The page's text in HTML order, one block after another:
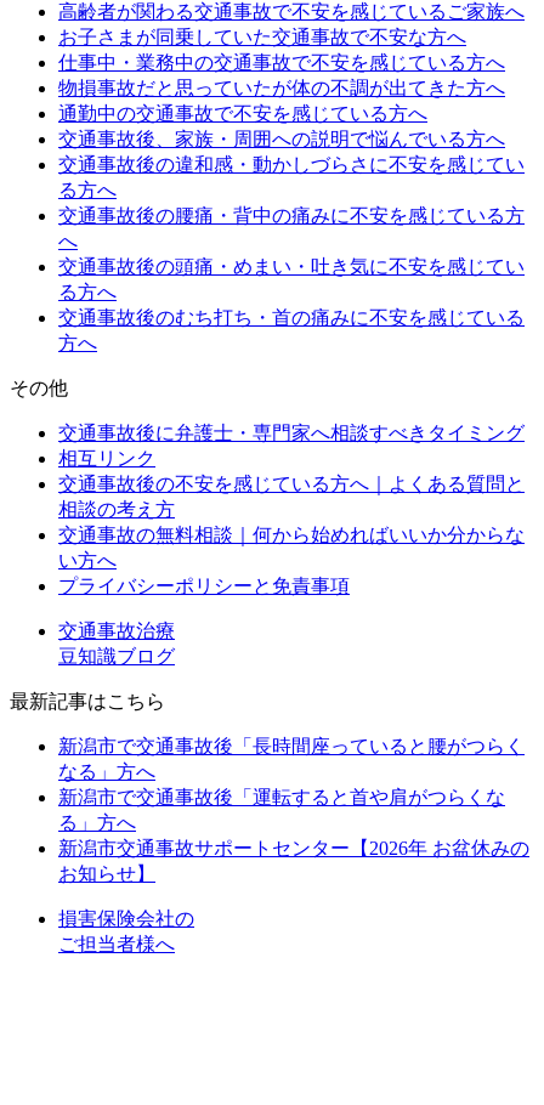
高齢者が関わる交通事故で不安を感じているご家族へ
お子さまが同乗していた交通事故で不安な方へ
仕事中・業務中の交通事故で不安を感じている方へ
物損事故だと思っていたが体の不調が出てきた方へ
通勤中の交通事故で不安を感じている方へ
交通事故後、家族・周囲への説明で悩んでいる方へ
交通事故後の違和感・動かしづらさに不安を感じてい
る方へ
交通事故後の腰痛・背中の痛みに不安を感じている方
へ
交通事故後の頭痛・めまい・吐き気に不安を感じてい
る方へ
交通事故後のむち打ち・首の痛みに不安を感じている
方へ
その他
交通事故後に弁護士・専門家へ相談すべきタイミング
相互リンク
交通事故後の不安を感じている方へ｜よくある質問と
相談の考え方
交通事故の無料相談｜何から始めればいいか分からな
い方へ
プライバシーポリシーと免責事項
交通事故治療
豆知識ブログ
最新記事はこちら
新潟市で交通事故後「長時間座っていると腰がつらく
なる」方へ
新潟市で交通事故後「運転すると首や肩がつらくな
る」方へ
新潟市交通事故サポートセンター【2026年 お盆休みの
お知らせ】
損害保険会社の
ご担当者様へ